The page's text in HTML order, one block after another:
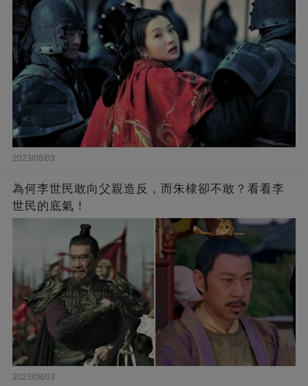
2023/08/03
為何李世民敢向父親造反，而朱棣卻不敢？看看李
世民的底氣！
2023/08/03